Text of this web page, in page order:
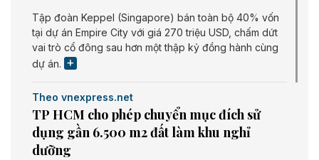
Tập đoàn Keppel (Singapore) bán toàn bộ 40% vốn
tại dự án Empire City với giá 270 triệu USD, chấm dứt
vai trò cổ đông sau hơn một thập kỷ đồng hành cùng
dự án.
Theo vnexpress.net
TP HCM cho phép chuyển mục đích sử
dụng gần 6.500 m2 đất làm khu nghỉ
dưỡng